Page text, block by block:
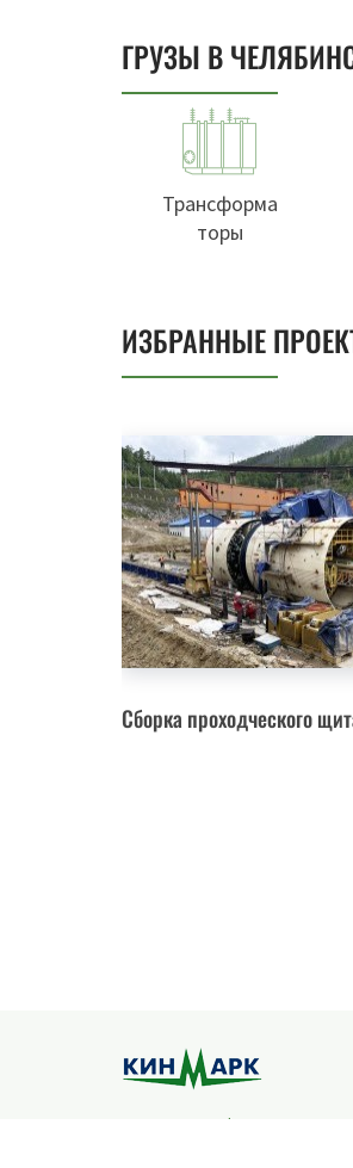
ГРУЗЫ В
Трансформа
торы
ИЗБРАННЫЕ
Сборка проходческого
Политика конфиденциальности